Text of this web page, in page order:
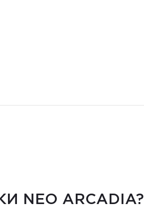
NEO ARCADIA?